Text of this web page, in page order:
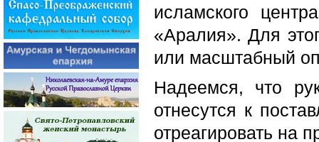
исламского
«Аралия». Для
или масштабный
Надеемся, что
отнесутся к
отреагировать на